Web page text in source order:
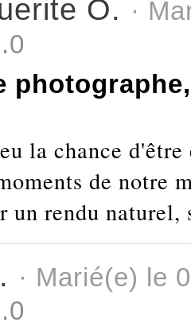
O. ·
la chance
de notre
un rendu naturel,
· Marié(e) le